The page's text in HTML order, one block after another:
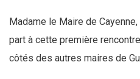
Madame le Maire de
part à cette première
côtés des autres maires de